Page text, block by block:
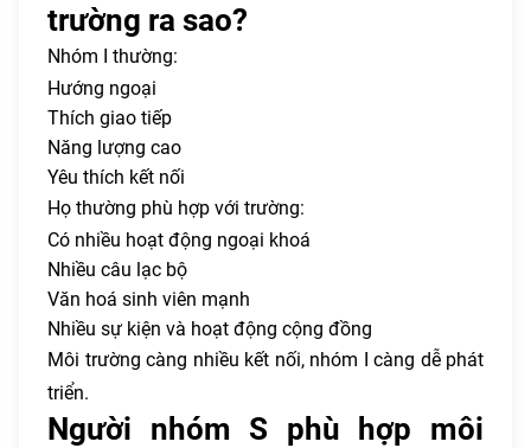
trường ra sao?
Nhóm I thường:
Hướng ngoại
Thích giao tiếp
Năng lượng cao
Yêu thích kết nối
Họ thường phù hợp với trường:
Có nhiều hoạt động ngoại khoá
Nhiều câu lạc bộ
Văn hoá sinh viên mạnh
Nhiều sự kiện và hoạt động cộng đồng
Môi trường càng nhiều kết nối, nhóm I càng dễ phát
triển.
Người nhóm S phù hợp môi